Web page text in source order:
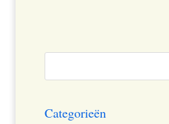
Categorieën